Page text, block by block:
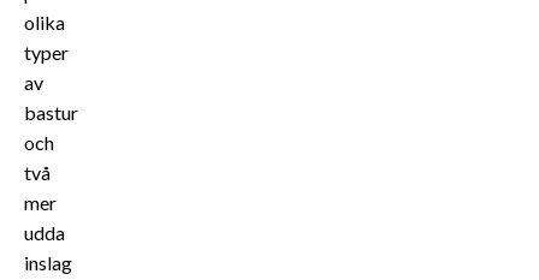
olika
typer
av
bastur
och
två
mer
udda
inslag